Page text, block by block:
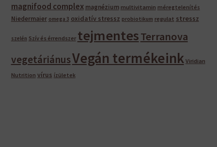
magnifood complex magnézium multivitamin méregtelenítés
Niedermaier omega 3 oxidatív stressz probiotikum regulat stressz
szelén Szív és érrendszer tejmentesTerranova
vegetáriánusVegán termékeink Viridian
Nutrition vírus ízületek